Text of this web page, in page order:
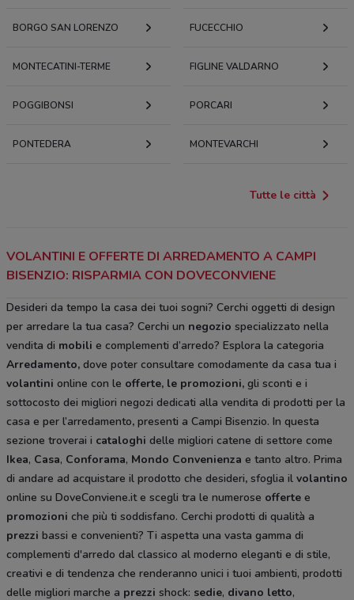
BORGO SAN LORENZO FUCECCHIO
MONTECATINI-TERME FIGLINE VALDARNO
POGGIBONSI PORCARI
PONTEDERA MONTEVARCHI
Tutte le città
VOLANTINI E OFFERTE DI ARREDAMENTO A CAMPI
BISENZIO: RISPARMIA CON DOVECONVIENE
Desideri da tempo la casa dei tuoi sogni? Cerchi oggetti di design
per arredare la tua casa? Cerchi un negozio specializzato nella
vendita di mobili e complementi d’arredo? Esplora la categoria
Arredamento, dove poter consultare comodamente da casa tua i
volantini online con le offerte, le promozioni, gli sconti e i
sottocosto dei migliori negozi dedicati alla vendita di prodotti per la
casa e per l’arredamento, presenti a Campi Bisenzio. In questa
sezione troverai i cataloghi delle migliori catene di settore come
Ikea, Casa, Conforama, Mondo Convenienza e tanto altro. Prima
di andare ad acquistare il prodotto che desideri, sfoglia il volantino
online su DoveConviene.it e scegli tra le numerose offerte e
promozioni che più ti soddisfano. Cerchi prodotti di qualità a
prezzi bassi e convenienti? Ti aspetta una vasta gamma di
complementi d'arredo dal classico al moderno eleganti e di stile,
creativi e di tendenza che renderanno unici i tuoi ambienti, prodotti
delle migliori marche a prezzi shock: sedie, divano letto,